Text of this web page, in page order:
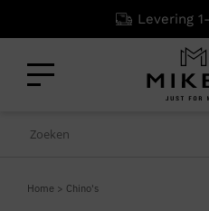
Levering
Home > Chino's